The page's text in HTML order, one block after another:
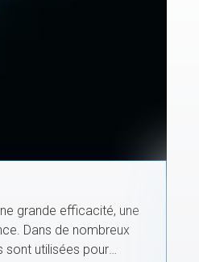
grande efficacité, une
Dans de nombreux
sont utilisées pour